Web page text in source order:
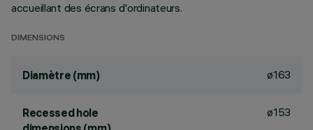
accueillant des écrans d'ordinateurs.
DIMENSIONS
Diamètre (mm) ø163
Recessed hole
ø153